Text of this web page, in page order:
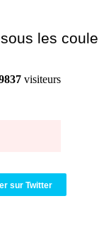
les
visiteurs
sur Twitter